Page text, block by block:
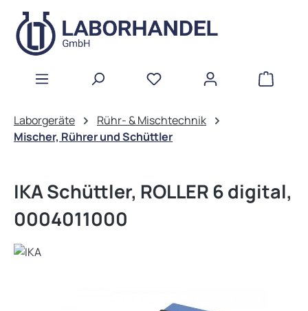
Zum Hauptinhalt springen
Laborgeräte
Rühr- & Mischtechnik
Mischer, Rührer und Schüttler
IKA Schüttler, ROLLER 6 digital,
0004011000